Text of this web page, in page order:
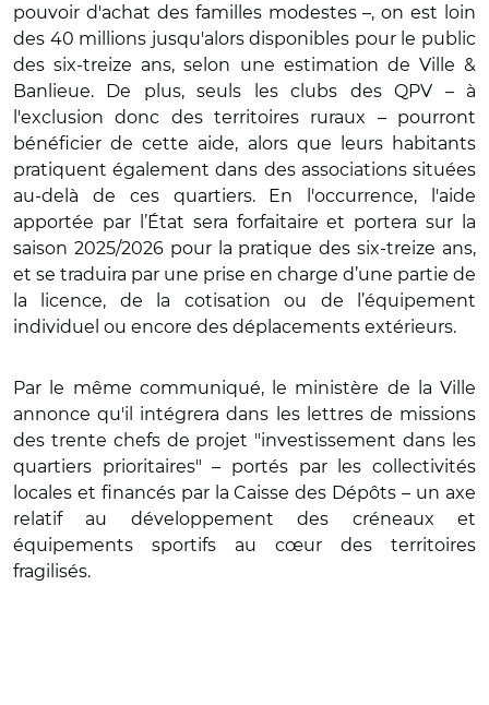
pouvoir d'achat des familles modestes –, on est loin
des 40 millions jusqu'alors disponibles pour le public
des six-treize ans, selon une estimation de Ville &
Banlieue. De plus, seuls les clubs des QPV – à
l'exclusion donc des territoires ruraux – pourront
bénéficier de cette aide, alors que leurs habitants
pratiquent également dans des associations situées
au-delà de ces quartiers. En l'occurrence, l'aide
apportée par l’État sera forfaitaire et portera sur la
saison 2025/2026 pour la pratique des six-treize ans,
et se traduira par une prise en charge d’une partie de
la licence, de la cotisation ou de l’équipement
individuel ou encore des déplacements extérieurs.
Par le même communiqué, le ministère de la Ville
annonce qu'il intégrera dans les lettres de missions
des trente chefs de projet "investissement dans les
quartiers prioritaires" – portés par les collectivités
locales et financés par la Caisse des Dépôts – un axe
relatif au développement des créneaux et
équipements sportifs au cœur des territoires
fragilisés.